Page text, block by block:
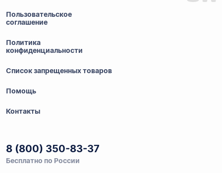
Пользовательское
соглашение
Политика
конфиденциальности
Список запрещенных товаров
Помощь
Контакты
8 (800) 350-83-37
Бесплатно по России